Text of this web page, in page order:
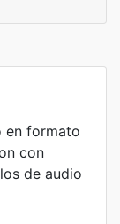
en formato
con
de audio